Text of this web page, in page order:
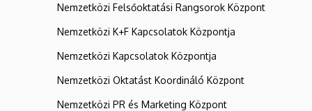
Nemzetközi Felsőoktatási Rangsorok Központ
Nemzetközi K+F Kapcsolatok Központja
Nemzetközi Kapcsolatok Központja
Nemzetközi Oktatást Koordináló Központ
Nemzetközi PR és Marketing Központ